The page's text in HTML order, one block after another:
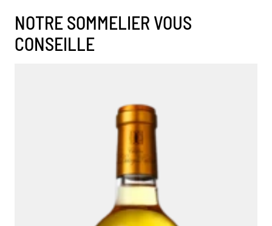
NOTRE SOMMELIER VOUS
CONSEILLE